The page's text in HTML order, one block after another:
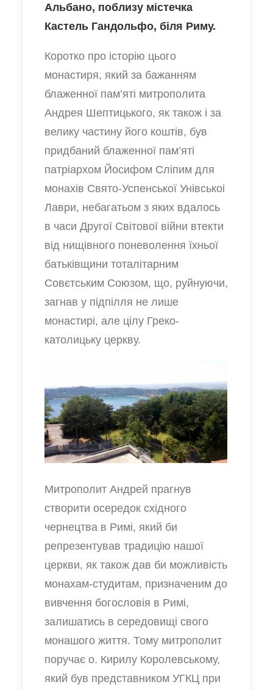
Альбано, поблизу містечка
Кастель Гандольфо, біля Риму.
Коротко про історію цього
монастиря, який за бажанням
блаженної пам’яті митрополита
Андрея Шептицького, як також і за
велику частину його коштів, був
придбаний блаженної пам’яті
патріархом Йосифом Сліпим для
монахів Свято-Успенської Унівськоі
Лаври, небагатьом з яких вдалось
в часи Другої Світової війни втекти
від нищівного поневолення їхньої
батьківщини тоталітарним
Совєтським Союзом, що, руйнуючи,
загнав у підпілля не лише
монастирі, але цілу Греко-
католицьку церкву.
Митрополит Андрей прагнув
створити осередок східного
чернецтва в Римі, який би
репрезентував традицію нашої
церкви, як також дав би можливість
монахам-студитам, призначеним до
вивчення богословія в Римі,
залишатись в середовищі свого
монашого життя. Тому митрополит
поручає о. Кирилу Королевському,
який був представником УГКЦ при